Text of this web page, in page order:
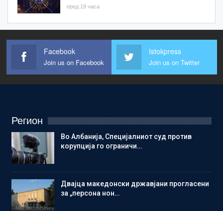
пред 19 часа
Facebook
Join us on Facebook
Istokpress
Join us on Twitter
Регион
Во Албанија, Специјалниот суд против
корупција го ограничи…
Двајца македонски државјани прогласени
за „персона нон…